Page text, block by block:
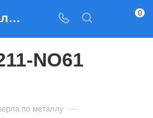
Сверла спиральные Сверло A1211-NO61 WALTER — купить по выгодным ценам в Москве 0
NO61
по металлу —